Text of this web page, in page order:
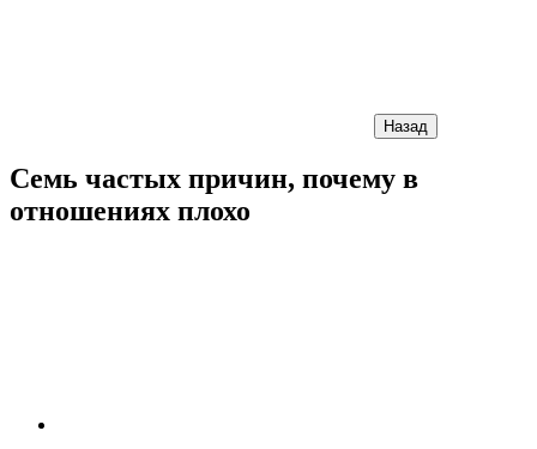
Назад
Семь частых причин, почему в
отношениях плохо